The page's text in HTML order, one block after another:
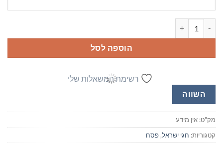
הוספה לסל
רשימת המשאלות שלי
השווה
מק"ט:אין מידע
קטגוריות:חגי ישראל,פסח